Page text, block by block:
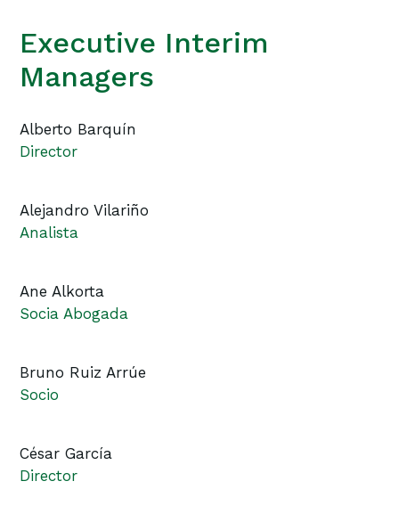
Executive Interim
Managers
Alberto Barquín
Director
Alejandro Vilariño
Analista
Ane Alkorta
Socia Abogada
Bruno Ruiz Arrúe
Socio
César García
Director